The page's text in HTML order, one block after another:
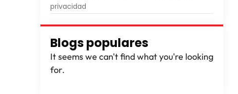
en
privacidad
Blogs populares
It seems we can't find what you're looking
for.